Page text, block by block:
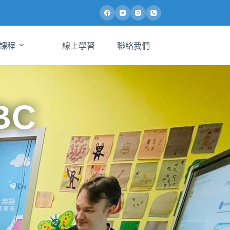
程 線上學習 聯絡我們